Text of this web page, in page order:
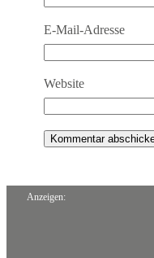
E-Mail-Adresse
Website
Anzeigen: